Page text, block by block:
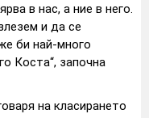
в нас, а ние в него.
и да се
би най-много
Коста“, започна
на класирането